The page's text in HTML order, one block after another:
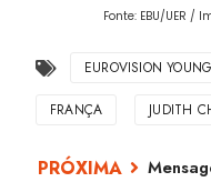
Fonte: EBU/UER /
EUROVISION
FRANÇA JUDITH